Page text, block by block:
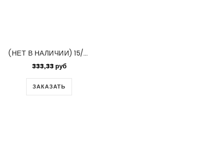
(НЕТ В НАЛИЧИИ) 15/0 Round Picasso Smoky Black Matte -250gm/bg (4511)
333,33 руб
ЗАКАЗАТЬ